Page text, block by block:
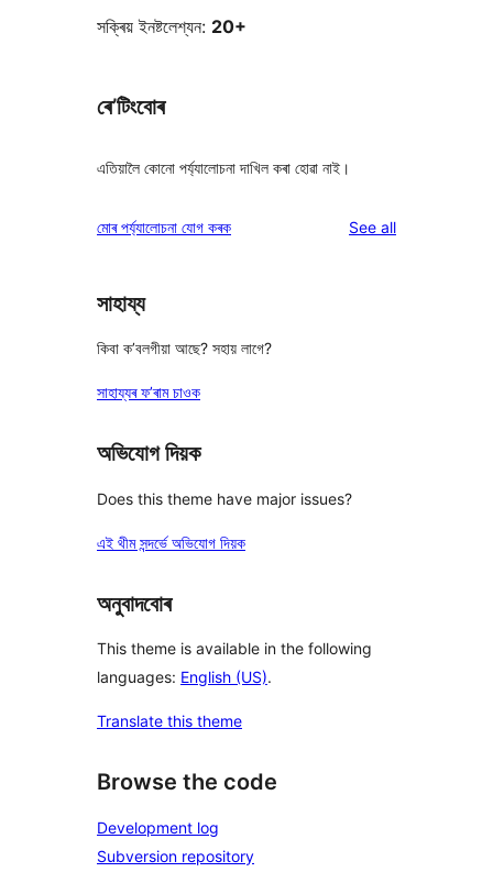
সক্ৰিয় ইনষ্টলেশ্যন: 20+
ৰে’টিংবোৰ
এতিয়ালৈ কোনো পৰ্য্যালোচনা দাখিল কৰা হোৱা নাই।
মোৰ পৰ্য্যালোচনা যোগ কৰক See allreviews
সাহায্য
কিবা ক’বলগীয়া আছে? সহায় লাগে?
সাহায্যৰ ফ’ৰাম চাওক
অভিযোগ দিয়ক
Does this theme have major issues?
এই থীম সন্দৰ্ভে অভিযোগ দিয়ক
অনুবাদবোৰ
This theme is available in the following
languages: English (US).
Translate this theme
Browse the code
Development log
Subversion repository